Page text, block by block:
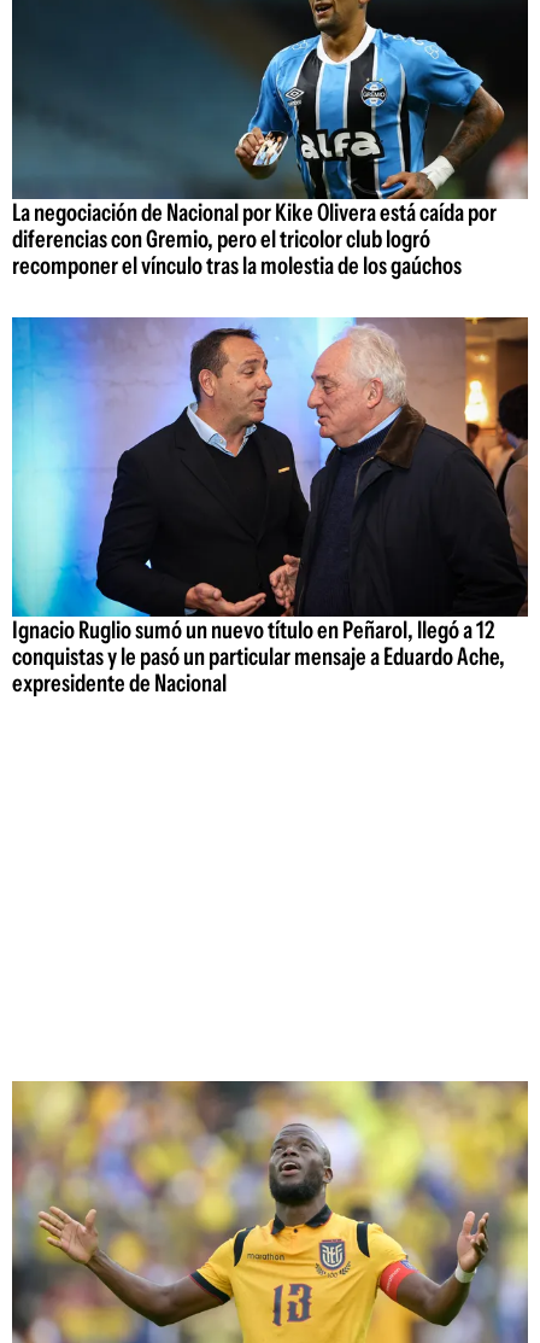
La negociación de Nacional por Kike Olivera está caída por
diferencias con Gremio, pero el tricolor club logró
recomponer el vínculo tras la molestia de los gaúchos
Ignacio Ruglio sumó un nuevo título en Peñarol, llegó a 12
conquistas y le pasó un particular mensaje a Eduardo Ache,
expresidente de Nacional